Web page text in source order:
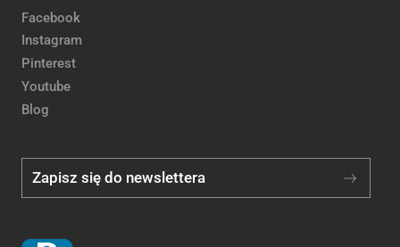
Facebook
Instagram
Pinterest
Youtube
Blog
Zapisz się do newslettera